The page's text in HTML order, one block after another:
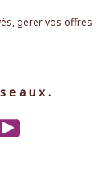
gérer vos offres